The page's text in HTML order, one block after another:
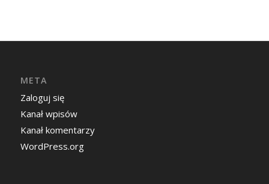
META
Zaloguj się
Kanał wpisów
Kanał komentarzy
WordPress.org